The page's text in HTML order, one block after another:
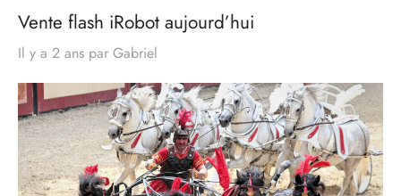
Vente flash iRobot aujourd’hui
Il y a 2 ans par Gabriel